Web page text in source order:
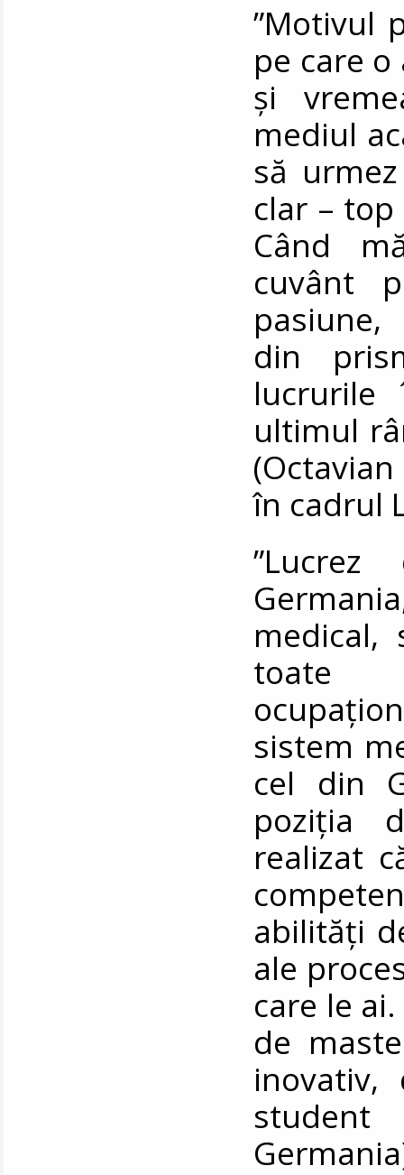
”Motivul
pe care
și
mediul
să
clar –
Când
cuvânt
din
ultimul
în cadrul
medical,
toate
sistem
cel din
poziția
realizat
abilități
ale
care le
de
inovativ,